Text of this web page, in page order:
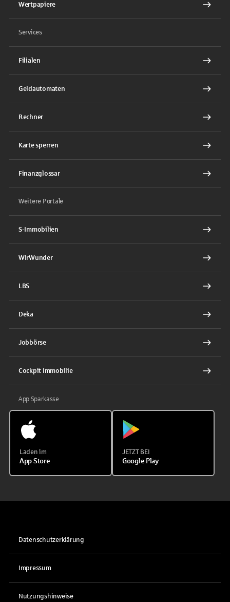
Wertpapiere
Services
Filialen
Geldautomaten
Rechner
Karte sperren
Finanzglossar
Weitere Portale
S-Immobilien
WirWunder
LBS
Deka
Jobbörse
Cockpit Immobilie
App Sparkasse
Laden im
App Store
JETZT BEI
Google Play
Datenschutzerklärung
Impressum
Nutzungshinweise